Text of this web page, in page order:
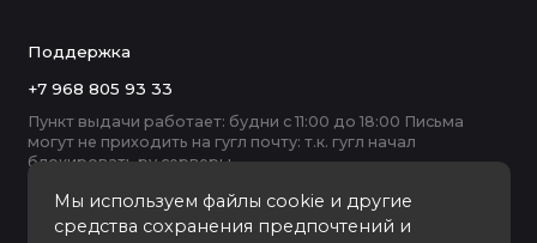
Мы используем файлы cookie и другие
средства сохранения предпочтений и
Поддержка
+7 968 805 93 33
Пункт выдачи работает: будни с 11:00 до 18:00 Письма
могут не приходить на гугл почту: т.к. гугл начал
блокировать ру серверы